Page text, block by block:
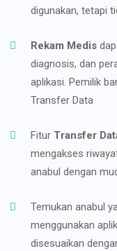
digunakan, tetapi
Rekam Medis
diagnosis, dan
aplikasi. Pemilik
Transfer Data
Fitur Transfer
mengakses
anabul dengan
Temukan anabul
menggunakan
disesuaikan